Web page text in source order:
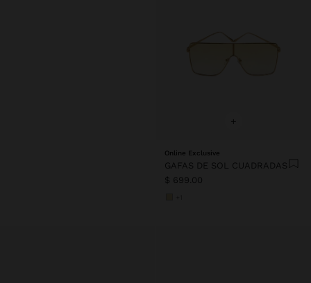
+
Online Exclusive
GAFAS DE SOL CUADRADAS
$ 699.00